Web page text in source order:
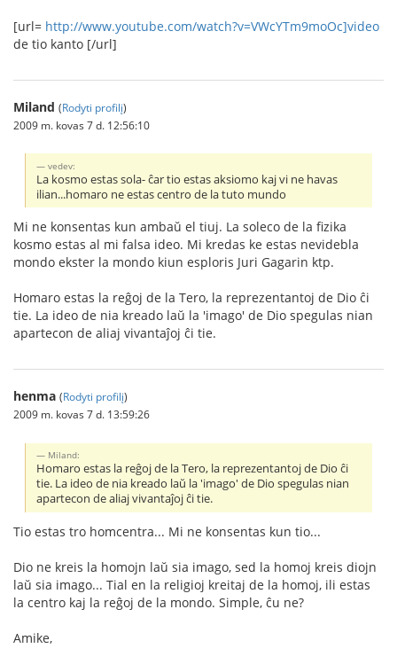
[url= http://www.youtube.com/watch?v=VWcYTm9moOc]video
de tio kanto [/url]
Miland (Rodyti profilį)
2009 m. kovas 7 d. 12:56:10
vedev:
La kosmo estas sola- ĉar tio estas aksiomo kaj vi ne havas
ilian...homaro ne estas centro de la tuto mundo
Mi ne konsentas kun ambaŭ el tiuj. La soleco de la fizika
kosmo estas al mi falsa ideo. Mi kredas ke estas nevidebla
mondo ekster la mondo kiun esploris Juri Gagarin ktp.
Homaro estas la reĝoj de la Tero, la reprezentantoj de Dio ĉi
tie. La ideo de nia kreado laŭ la 'imago' de Dio spegulas nian
apartecon de aliaj vivantaĵoj ĉi tie.
henma (Rodyti profilį)
2009 m. kovas 7 d. 13:59:26
Miland:
Homaro estas la reĝoj de la Tero, la reprezentantoj de Dio ĉi
tie. La ideo de nia kreado laŭ la 'imago' de Dio spegulas nian
apartecon de aliaj vivantaĵoj ĉi tie.
Tio estas tro homcentra... Mi ne konsentas kun tio...
Dio ne kreis la homojn laŭ sia imago, sed la homoj kreis diojn
laŭ sia imago... Tial en la religioj kreitaj de la homoj, ili estas
la centro kaj la reĝoj de la mondo. Simple, ĉu ne?
Amike,